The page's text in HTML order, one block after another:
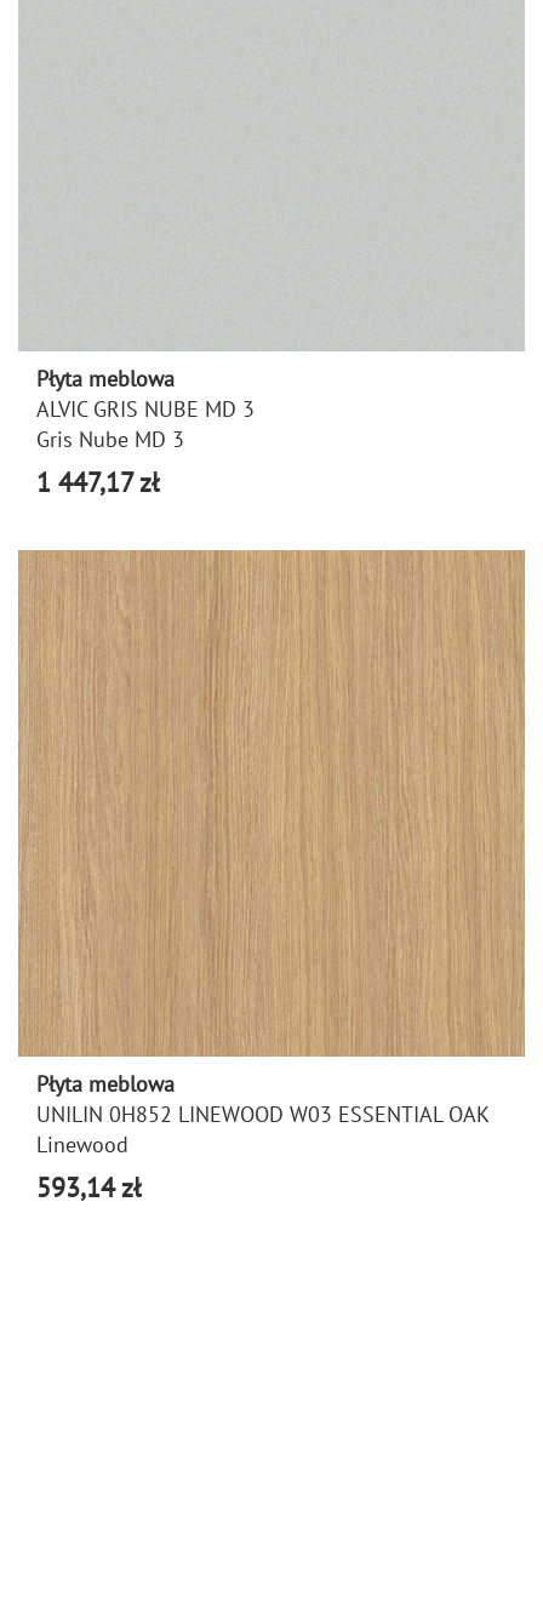
Płyta meblowa
ALVIC GRIS NUBE MD 3
Gris Nube MD 3
1 447,17 zł
Płyta meblowa
UNILIN 0H852 LINEWOOD W03 ESSENTIAL OAK
Linewood
593,14 zł